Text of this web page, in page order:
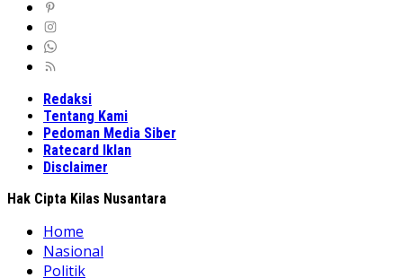
Redaksi
Tentang Kami
Pedoman Media Siber
Ratecard Iklan
Disclaimer
Hak Cipta Kilas Nusantara
Home
Nasional
Politik